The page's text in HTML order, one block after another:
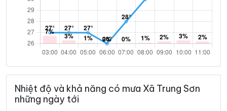
Nhiệt độ và khả năng có mưa Xã Trung Sơn
những ngày tới